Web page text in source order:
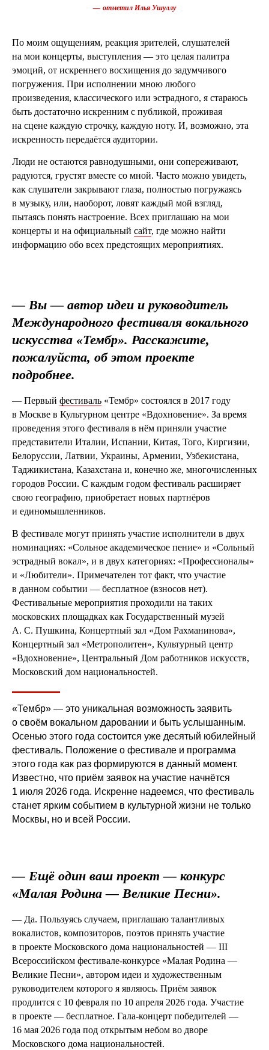
— отметил Илья Ушуллу
По моим ощущениям, реакция зрителей, слушателей
на мои концерты, выступления — это целая палитра
эмоций, от искреннего восхищения до задумчивого
погружения. При исполнении мною любого
произведения, классического или эстрадного, я стараюсь
быть достаточно искренним с публикой, проживая
на сцене каждую строчку, каждую ноту. И, возможно, эта
искренность передаётся аудитории.
Люди не остаются равнодушными, они сопереживают,
радуются, грустят вместе со мной. Часто можно увидеть,
как слушатели закрывают глаза, полностью погружаясь
в музыку, или, наоборот, ловят каждый мой взгляд,
пытаясь понять настроение. Всех приглашаю на мои
концерты и на официальный сайт, где можно найти
информацию обо всех предстоящих мероприятиях.
— Вы — автор идеи и руководитель
Международного фестиваля вокального
искусства «Тембр». Расскажите,
пожалуйста, об этом проекте
подробнее.
— Первый фестиваль «Тембр» состоялся в 2017 году
в Москве в Культурном центре «Вдохновение». За время
проведения этого фестиваля в нём приняли участие
представители Италии, Испании, Китая, Того, Киргизии,
Белоруссии, Латвии, Украины, Армении, Узбекистана,
Таджикистана, Казахстана и, конечно же, многочисленных
городов России. С каждым годом фестиваль расширяет
свою географию, приобретает новых партнёров
и единомышленников.
В фестивале могут принять участие исполнители в двух
номинациях: «Сольное академическое пение» и «Сольный
эстрадный вокал», и в двух категориях: «Профессионалы»
и «Любители». Примечателен тот факт, что участие
в данном событии — бесплатное (взносов нет).
Фестивальные мероприятия проходили на таких
московских площадках как Государственный музей
А. С. Пушкина, Концертный зал «Дом Рахманинова»,
Концертный зал «Метрополитен», Культурный центр
«Вдохновение», Центральный Дом работников искусств,
Московский дом национальностей.
«Тембр» — это уникальная возможность заявить
о своём вокальном даровании и быть услышанным.
Осенью этого года состоится уже десятый юбилейный
фестиваль. Положение о фестивале и программа
этого года как раз формируются в данный момент.
Известно, что приём заявок на участие начнётся
1 июля 2026 года. Искренне надеемся, что фестиваль
станет ярким событием в культурной жизни не только
Москвы, но и всей России.
— Ещё один ваш проект — конкурс
«Малая Родина — Великие Песни».
— Да. Пользуясь случаем, приглашаю талантливых
вокалистов, композиторов, поэтов принять участие
в проекте Московского дома национальностей — III
Всероссийском фестивале-конкурсе «Малая Родина —
Великие Песни», автором идеи и художественным
руководителем которого я являюсь. Приём заявок
продлится с 10 февраля по 10 апреля 2026 года. Участие
в проекте — бесплатное. Гала-концерт победителей —
16 мая 2026 года под открытым небом во дворе
Московского дома национальностей.